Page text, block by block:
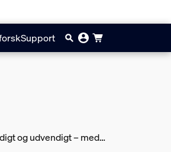
Support
og udvendigt – med